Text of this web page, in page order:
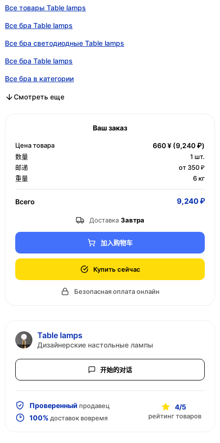
Все товары Table lamps
Все бра Table lamps
Все бра светодиодные Table lamps
Все бра Table lamps
Все бра в категории
Все бра светодиодные в категории
Все бра в категории
Смотреть еще
Ваш заказ
Цена товара 660 ¥ (9,240 ₽)
数量 1 шт.
邮递
от 350 ₽
重量
6 кг
Всего 9,240 ₽
Доставка Завтра
加入购物车
Купить сейчас
Безопасная оплата онлайн
Table lamps
Дизайнерские настольные лампы
开始的对话
Проверенный продавец
100% доставок вовремя
4/5
рейтинг товаров